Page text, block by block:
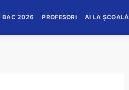
BAC 2026 PROFESORI AI LA ȘCOALĂ